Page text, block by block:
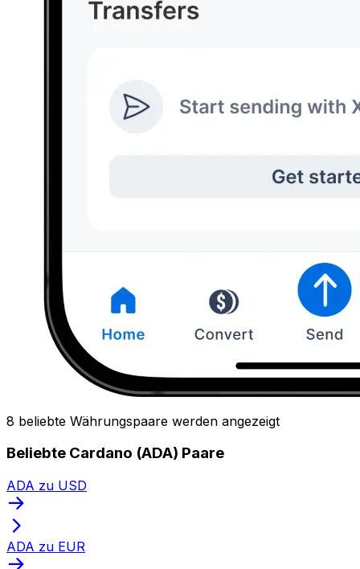
8 beliebte Währungspaare werden angezeigt
Beliebte Cardano (ADA) Paare
ADA zu USD
ADA zu EUR